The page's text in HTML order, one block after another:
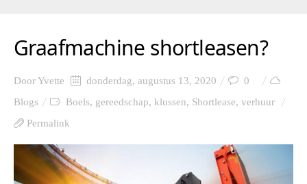
Graafmachine shortleasen?
DoorYvette donderdag, augustus 13, 2020
0
Blogs
Boels, gereedschap, klussen, Shortlease, verhuur
Permalink